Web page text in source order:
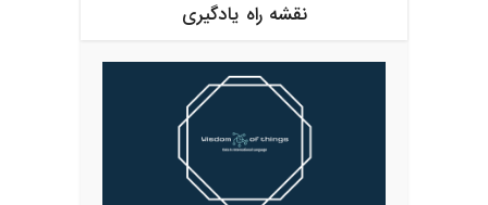
نقشه راه یادگیری